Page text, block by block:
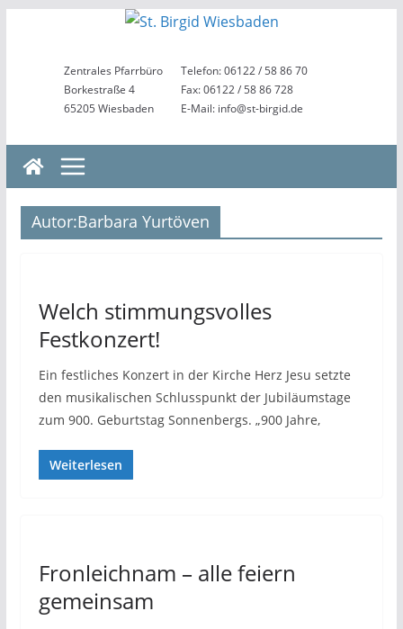
springenZentrales Pfarrbüro
Borkestraße 4
65205 Wiesbaden
Telefon: 06122 / 58 86 70
Fax: 06122 / 58 86 728
E-Mail: info@st-birgid.de
Autor:Barbara Yurtöven
Welch stimmungsvolles
Festkonzert!
Ein festliches Konzert in der Kirche Herz Jesu setzte
den musikalischen Schlusspunkt der Jubiläumstage
zum 900. Geburtstag Sonnenbergs. „900 Jahre,
Weiterlesen
Fronleichnam – alle feiern
gemeinsam